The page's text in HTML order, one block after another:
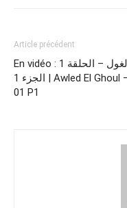
Article précédent
En vidéo : أولاد الغول – الحلقة 1
الجزء 1 | Awled El Ghoul – Ep –
01 P1